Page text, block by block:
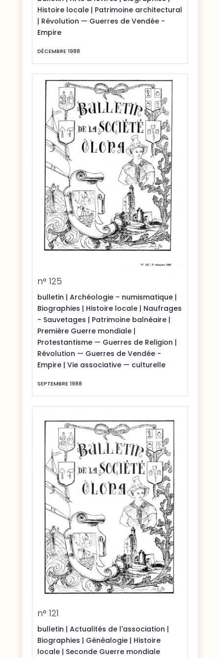
Histoire locale| Patrimoine architectural
| Révolution — Guerres de Vendée -
Empire
DÉCEMBRE 1988
n° 125
bulletin | Archéologie – numismatique|
Biographies | Histoire locale| Naufrages
- Sauvetages | Patrimoine balnéaire|
Première Guerre mondiale|
Protestantisme — Guerres de Religion |
Révolution — Guerres de Vendée -
Empire| Vie associative — culturelle
SEPTEMBRE 1988
n° 121
bulletin | Actualités de l'association |
Biographies | Généalogie| Histoire
locale| Seconde Guerre mondiale